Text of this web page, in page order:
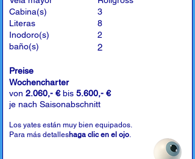
Cabina(s)
Literas
Inodoro(s)
baño(s)
3
8
2
2
Preise
Wochencharter
von 2.060,- €bis 5.600,- €
je nach Saisonabschnitt
Los yates están muy bien equipados.
Para más detalleshaga clic en el ojo.